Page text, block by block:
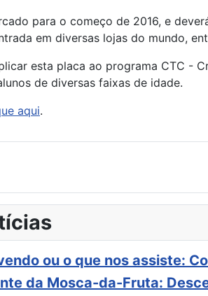
para o começo de 2016, e
em diversas lojas do mundo,
esta placa ao programa CTC -
de diversas faixas de idade.
aqui.
ou o que nos assiste:
da Mosca-da-Fruta: